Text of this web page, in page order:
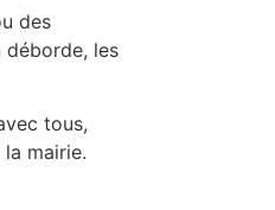
des
déborde, les
tous,
mairie.